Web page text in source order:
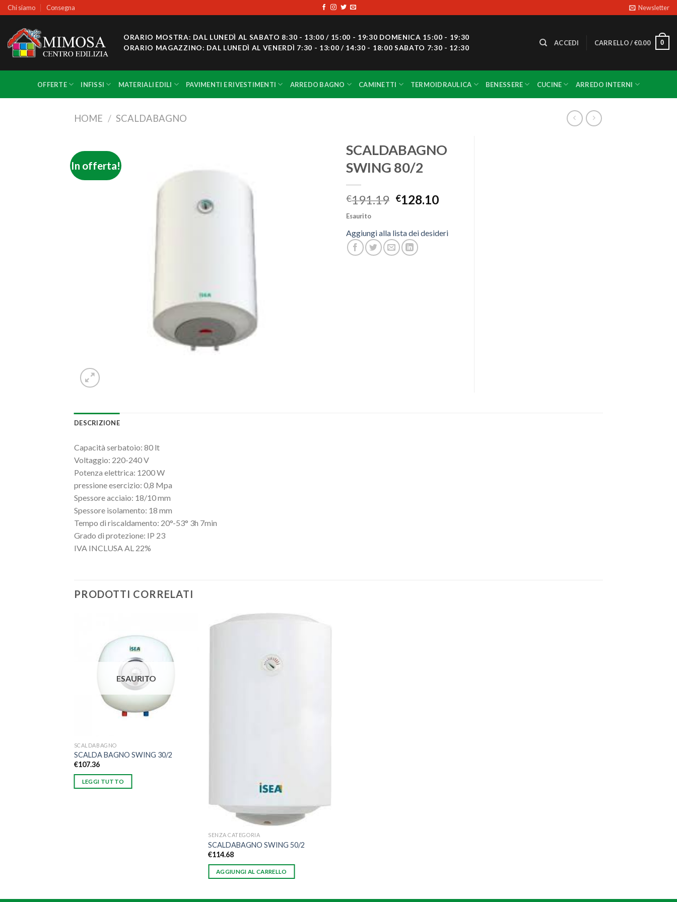
Skip
to
content
Chi siamo Consegna Newsletter
ORARIO MOSTRA: DAL LUNEDÌ AL SABATO 8:30 - 13:00 / 15:00 - 19:30 DOMENICA 15:00 - 19:30
ORARIO MAGAZZINO: DAL LUNEDÌ AL VENERDÌ 7:30 - 13:00 / 14:30 - 18:00 SABATO 7:30 - 12:30
ACCEDI CARRELLO /€0.00 0
OFFERTE INFISSI MATERIALI EDILI PAVIMENTI E RIVESTIMENTI ARREDO BAGNO CAMINETTI TERMOIDRAULICA BENESSERE CUCINE ARREDO INTERNI
HOME / SCALDABAGNO
In offerta!
SCALDABAGNO
SWING 80/2
€191.19 €128.10
Esaurito
Aggiungi alla lista dei desideri
DESCRIZIONE
Capacità serbatoio: 80 lt
Voltaggio: 220-240 V
Potenza elettrica: 1200 W
pressione esercizio: 0,8 Mpa
Spessore acciaio: 18/10 mm
Spessore isolamento: 18 mm
Tempo di riscaldamento: 20°-53° 3h 7min
Grado di protezione: IP 23
IVA INCLUSA AL 22%
PRODOTTI CORRELATI
alla lista
desideri
ESAURITO
SCALDABAGNO
SCALDA BAGNO SWING 30/2
€107.36
LEGGI TUTTO
SENZA CATEGORIA
SCALDABAGNO SWING 50/2
€114.68
AGGIUNGI AL CARRELLO